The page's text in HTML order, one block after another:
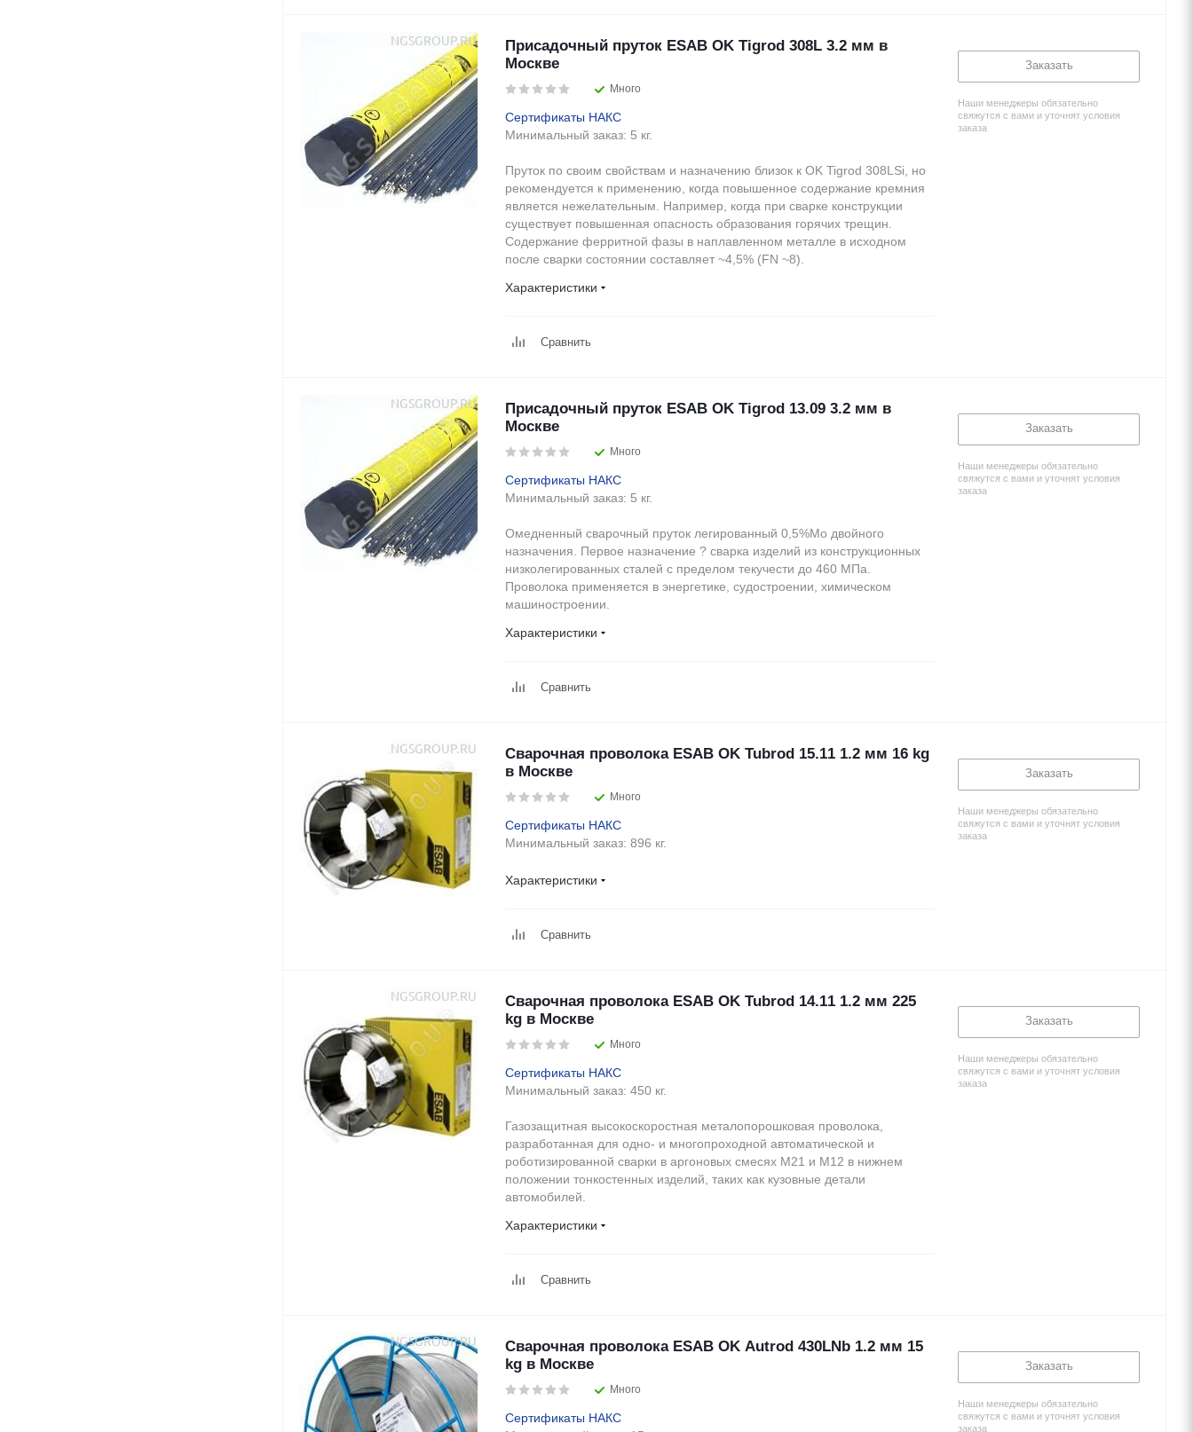
Присадочный пруток ESAB OK Tigrod 308L 3.2 мм в
Москве
Много
Сертификаты НАКС
Минимальный заказ: 5 кг.
Пруток по своим свойствам и назначению близок к OK Tigrod 308LSi, но
рекомендуется к применению, когда повышенное содержание кремния
является нежелательным. Например, когда при сварке конструкции
существует повышенная опасность образования горячих трещин.
Содержание ферритной фазы в наплавленном металле в исходном
после сварки состоянии составляет ~4,5% (FN ~8).
Характеристики
Сравнить
Заказать
Наши менеджеры обязательно
свяжутся с вами и уточнят условия
заказа
Присадочный пруток ESAB OK Tigrod 13.09 3.2 мм в
Москве
Много
Сертификаты НАКС
Минимальный заказ: 5 кг.
Омедненный сварочный пруток легированный 0,5%Mo двойного
назначения. Первое назначение ? сварка изделий из конструкционных
низколегированных сталей с пределом текучести до 460 МПа.
Проволока применяется в энергетике, судостроении, химическом
машиностроении.
Характеристики
Сравнить
Заказать
Наши менеджеры обязательно
свяжутся с вами и уточнят условия
заказа
Сварочная проволока ESAB OK Tubrod 15.11 1.2 мм 16 kg
в Москве
Много
Сертификаты НАКС
Минимальный заказ: 896 кг.
Характеристики
Сравнить
Заказать
Наши менеджеры обязательно
свяжутся с вами и уточнят условия
заказа
Сварочная проволока ESAB OK Tubrod 14.11 1.2 мм 225
kg в Москве
Много
Сертификаты НАКС
Минимальный заказ: 450 кг.
Газозащитная высокоскоростная металопорошковая проволока,
разработанная для одно- и многопроходной автоматической и
роботизированной сварки в аргоновых смесях М21 и М12 в нижнем
положении тонкостенных изделий, таких как кузовные детали
автомобилей.
Характеристики
Сравнить
Заказать
Наши менеджеры обязательно
свяжутся с вами и уточнят условия
заказа
Сварочная проволока ESAB OK Autrod 430LNb 1.2 мм 15
kg в Москве
Много
Сертификаты НАКС
Заказать
Наши менеджеры обязательно
свяжутся с вами и уточнят условия
заказа